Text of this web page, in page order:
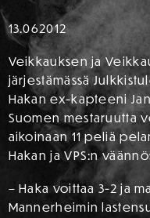
13.062012
Veikkauksen ja
järjestämässä
Hakan ex-kapteeni
Suomen mestaruutta
aikoinaan 11 peliä
Hakan ja VPS:n
– Haka voittaa 3-2 ja
Mannerheimin